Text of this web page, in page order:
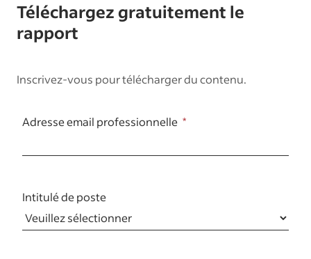
Téléchargez gratuitement le
rapport
Inscrivez-vous pour télécharger du contenu.
Adresse email professionnelle
Intitulé de poste